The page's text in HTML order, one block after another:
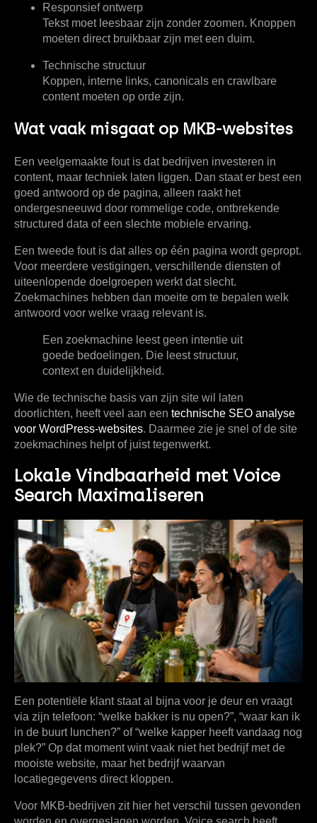
Responsief ontwerp
Tekst moet leesbaar zijn zonder zoomen. Knoppen
moeten direct bruikbaar zijn met een duim.
Technische structuur
Koppen, interne links, canonicals en crawlbare
content moeten op orde zijn.
Wat vaak misgaat op MKB-websites
Een veelgemaakte fout is dat bedrijven investeren in
content, maar techniek laten liggen. Dan staat er best een
goed antwoord op de pagina, alleen raakt het
ondergesneeuwd door rommelige code, ontbrekende
structured data of een slechte mobiele ervaring.
Een tweede fout is dat alles op één pagina wordt gepropt.
Voor meerdere vestigingen, verschillende diensten of
uiteenlopende doelgroepen werkt dat slecht.
Zoekmachines hebben dan moeite om te bepalen welk
antwoord voor welke vraag relevant is.
Een zoekmachine leest geen intentie uit
goede bedoelingen. Die leest structuur,
context en duidelijkheid.
Wie de technische basis van zijn site wil laten
doorlichten, heeft veel aan een technische SEO analyse
voor WordPress-websites. Daarmee zie je snel of de site
zoekmachines helpt of juist tegenwerkt.
Lokale Vindbaarheid met Voice
Search Maximaliseren
Een potentiële klant staat al bijna voor je deur en vraagt
via zijn telefoon: “welke bakker is nu open?”, “waar kan ik
in de buurt lunchen?” of “welke kapper heeft vandaag nog
plek?” Op dat moment wint vaak niet het bedrijf met de
mooiste website, maar het bedrijf waarvan
locatiegegevens direct kloppen.
Voor MKB-bedrijven zit hier het verschil tussen gevonden